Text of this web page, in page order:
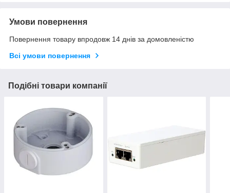
Умови повернення
Повернення товару впродовж 14 днів за домовленістю
Всі умови повернення
Подібні товари компанії